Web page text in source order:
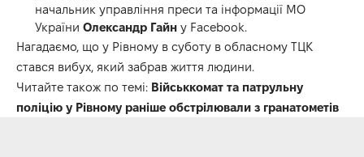
начальник управління преси та інформації МО
України Олександр Гайн уFacebook.
Нагадаємо, що у Рівному в суботу в обласному ТЦК
стався вибух, який забрав життя людини.
Читайте також по темі: Військкомат та патрульну
поліцію у Рівному раніше обстрілювали з гранатометів